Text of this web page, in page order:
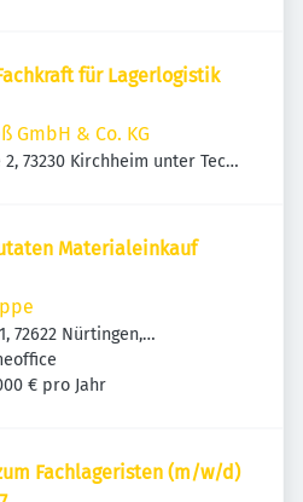
für Lagerlogistik
GmbH & Co. KG
73230 Kirchheim unter Teck,
Materialeinkauf
72622 Nürtingen,
€ pro Jahr
Fachlageristen (m/w/d)